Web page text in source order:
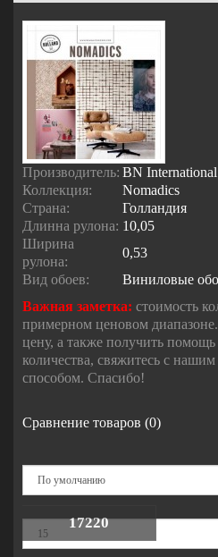
Производитель: BN International
Коллекция:
Nomadics
Страна:
Голландия
Длинна рулона: 10,05
Ширина
рулона:
0,53
Вид обоев:
Виниловые
Важная заметка: стоимость
примерном ценовом
цену, а также получить помощь
количества, свяжитесь с
способом. Спасибо!
Сравнение товаров (0)
17220